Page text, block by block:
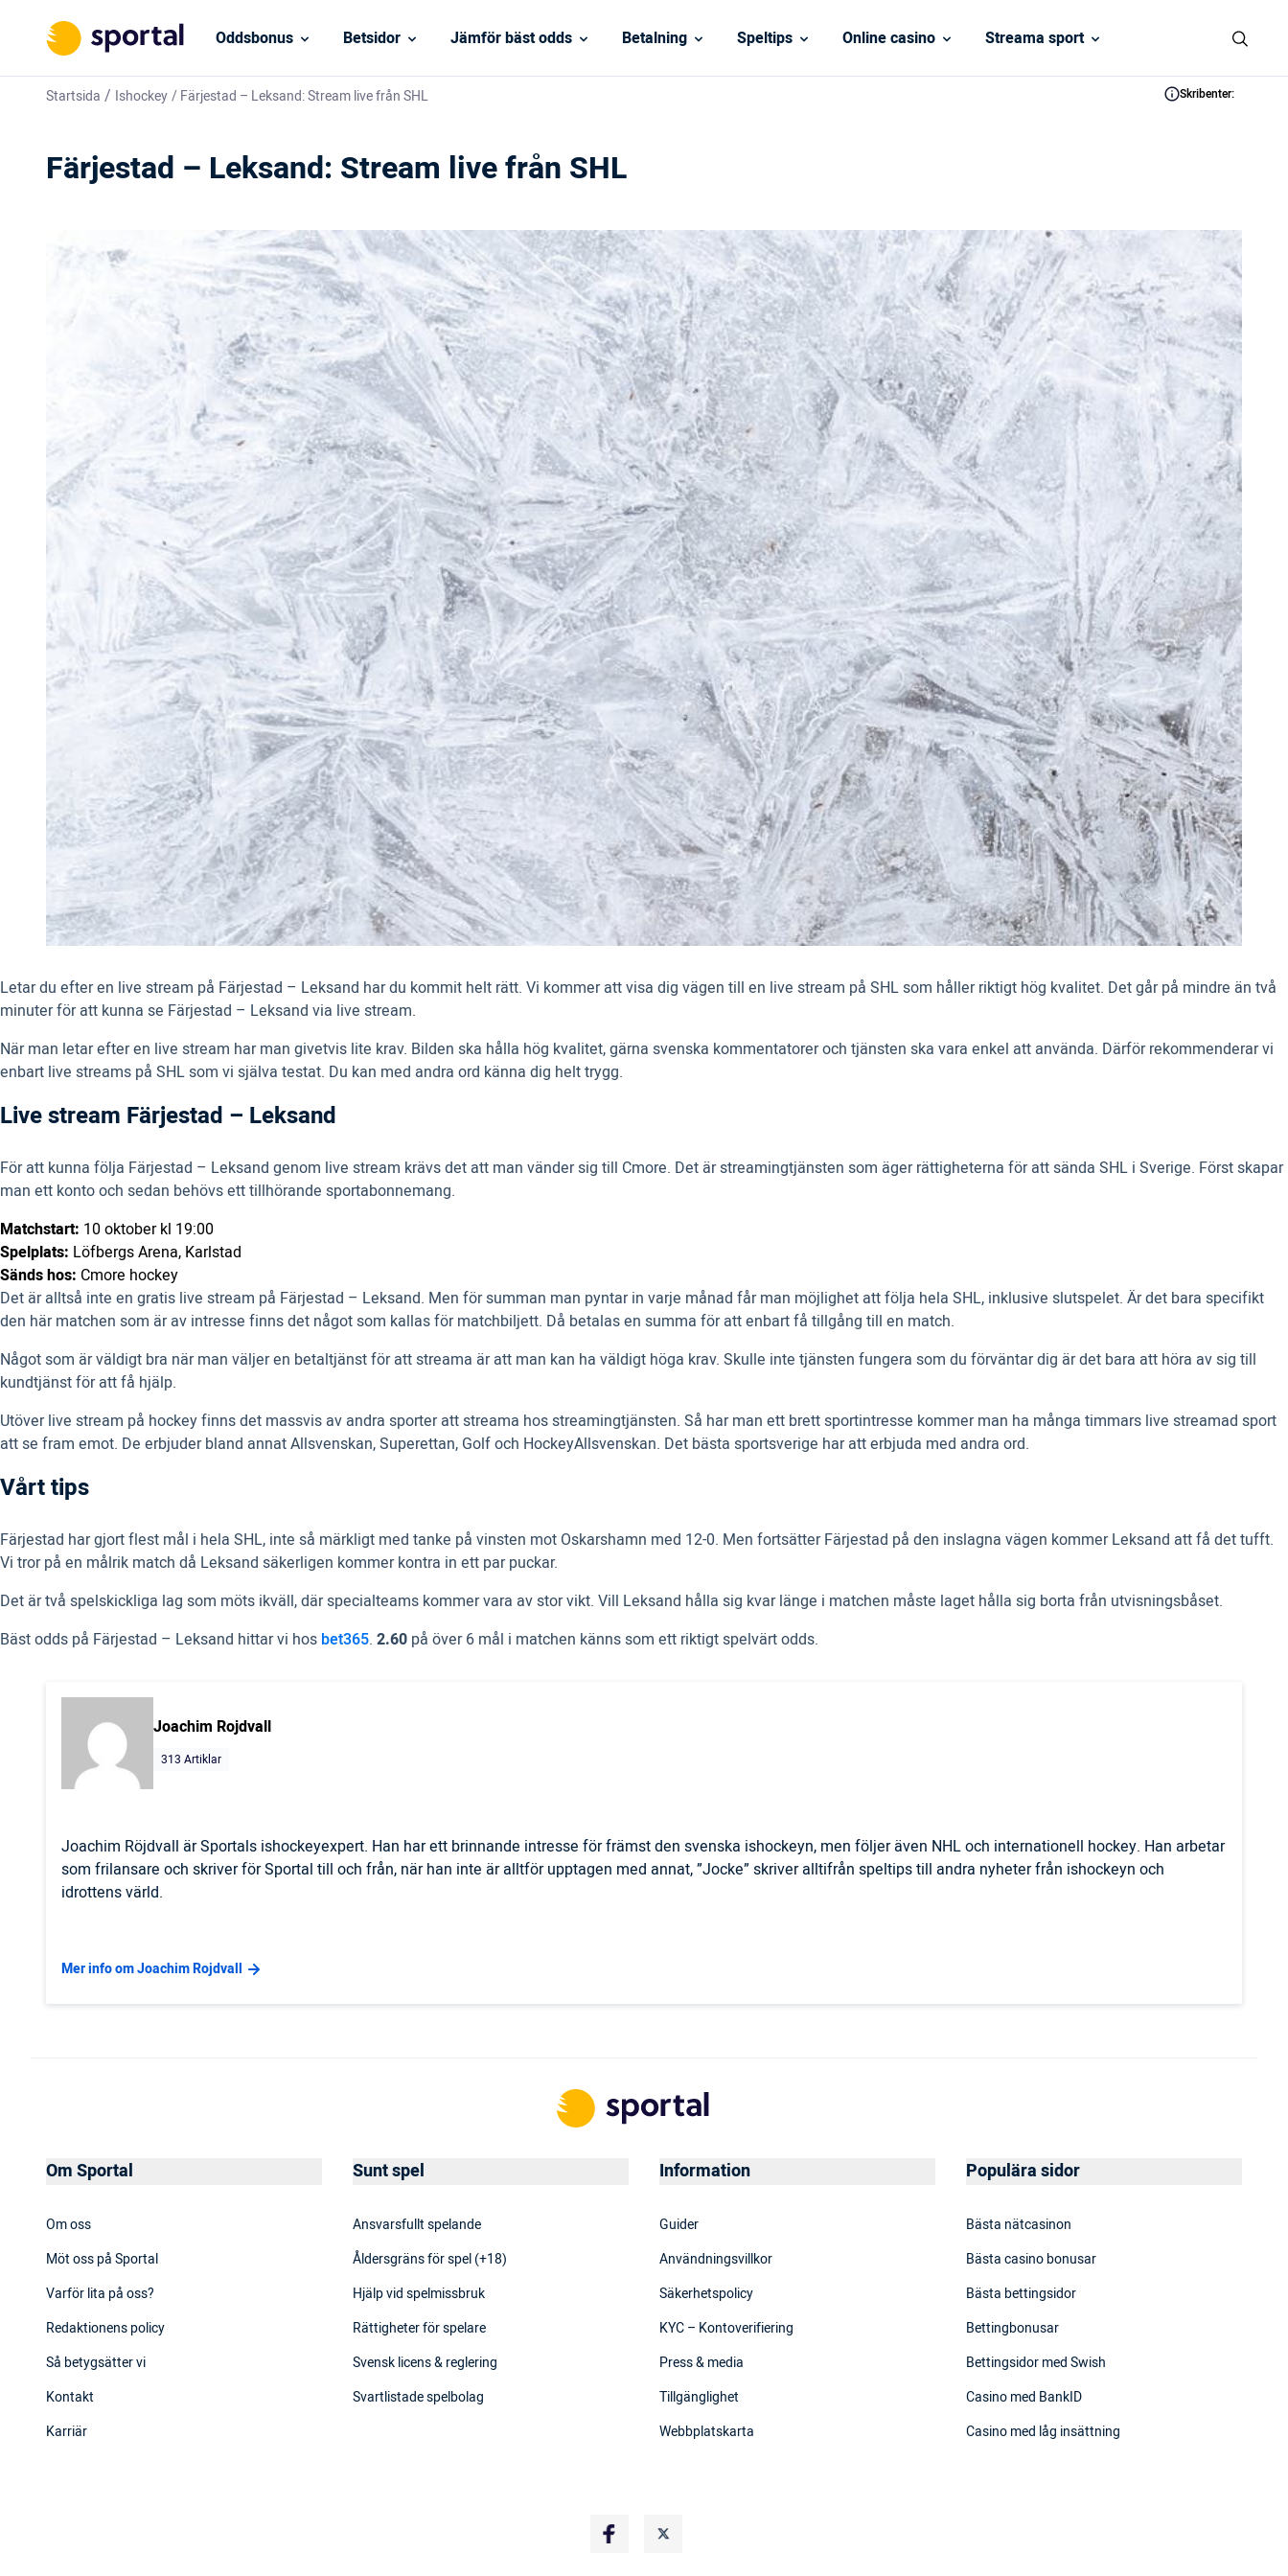
Oddsbonus Betsidor Jämför bäst odds Betalning Speltips Online casino Streama sport
Startsida / Ishockey/Färjestad – Leksand: Stream live från SHL Skribenter:
Färjestad – Leksand: Stream live från SHL
Letar du efter en live stream på Färjestad – Leksand har du kommit helt rätt. Vi kommer att visa dig vägen till en live stream på SHL som håller riktigt hög kvalitet. Det går på mindre än två
minuter för att kunna se Färjestad – Leksand via live stream.
När man letar efter en live stream har man givetvis lite krav. Bilden ska hålla hög kvalitet, gärna svenska kommentatorer och tjänsten ska vara enkel att använda. Därför rekommenderar vi
enbart live streams på SHL som vi själva testat. Du kan med andra ord känna dig helt trygg.
Live stream Färjestad – Leksand
För att kunna följa Färjestad – Leksand genom live stream krävs det att man vänder sig till Cmore. Det är streamingtjänsten som äger rättigheterna för att sända SHL i Sverige. Först skapar
man ett konto och sedan behövs ett tillhörande sportabonnemang.
Matchstart: 10 oktober kl 19:00
Spelplats: Löfbergs Arena, Karlstad
Sänds hos: Cmore hockey
Det är alltså inte en gratis live stream på Färjestad – Leksand. Men för summan man pyntar in varje månad får man möjlighet att följa hela SHL, inklusive slutspelet. Är det bara specifikt
den här matchen som är av intresse finns det något som kallas för matchbiljett. Då betalas en summa för att enbart få tillgång till en match.
Något som är väldigt bra när man väljer en betaltjänst för att streama är att man kan ha väldigt höga krav. Skulle inte tjänsten fungera som du förväntar dig är det bara att höra av sig till
kundtjänst för att få hjälp.
Utöver live stream på hockey finns det massvis av andra sporter att streama hos streamingtjänsten. Så har man ett brett sportintresse kommer man ha många timmars live streamad sport
att se fram emot. De erbjuder bland annat Allsvenskan, Superettan, Golf och HockeyAllsvenskan. Det bästa sportsverige har att erbjuda med andra ord.
Vårt tips
Färjestad har gjort flest mål i hela SHL, inte så märkligt med tanke på vinsten mot Oskarshamn med 12-0. Men fortsätter Färjestad på den inslagna vägen kommer Leksand att få det tufft.
Vi tror på en målrik match då Leksand säkerligen kommer kontra in ett par puckar.
Det är två spelskickliga lag som möts ikväll, där specialteams kommer vara av stor vikt. Vill Leksand hålla sig kvar länge i matchen måste laget hålla sig borta från utvisningsbåset.
Bäst odds på Färjestad – Leksand hittar vi hos bet365. 2.60 på över 6 mål i matchen känns som ett riktigt spelvärt odds.
Joachim Rojdvall
313 Artiklar
Joachim Röjdvall är Sportals ishockeyexpert. Han har ett brinnande intresse för främst den svenska ishockeyn, men följer även NHL och internationell hockey. Han arbetar
som frilansare och skriver för Sportal till och från, när han inte är alltför upptagen med annat, ”Jocke” skriver alltifrån speltips till andra nyheter från ishockeyn och
idrottens värld.
Mer info om Joachim Rojdvall
Om Sportal
Om oss
Möt oss på Sportal
Varför lita på oss?
Redaktionens policy
Så betygsätter vi
Kontakt
Karriär
Sunt spel
Ansvarsfullt spelande
Åldersgräns för spel (+18)
Hjälp vid spelmissbruk
Rättigheter för spelare
Svensk licens & reglering
Svartlistade spelbolag
Information
Guider
Användningsvillkor
Säkerhetspolicy
KYC – Kontoverifiering
Press & media
Tillgänglighet
Webbplatskarta
Populära sidor
Bästa nätcasinon
Bästa casino bonusar
Bästa bettingsidor
Bettingbonusar
Bettingsidor med Swish
Casino med BankID
Casino med låg insättning